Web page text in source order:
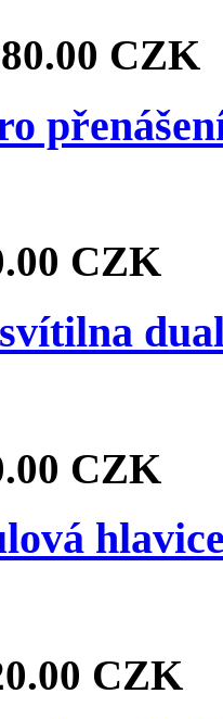
CZK
CZK
CZK
CZK